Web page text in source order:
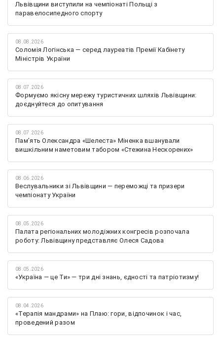
Львівщини виступили на чемпіонаті Польщі з
паравелосипедного спорту
08.08.2026
Соломія Логінська — серед лауреатів Премії Кабінету
Міністрів України
08.07.2026
Формуємо якісну мережу туристичних шляхів Львівщини:
доєднуйтеся до опитування
08.07.2026
Памʼять Олександра «Шелеста» Міненка вшанували
вишкільним наметовим табором «Стежина Нескорених»
08.06.2026
Веслувальники зі Львівщини — переможці та призери
чемпіонату України
08.05.2026
Палата регіональних молодіжних конгресів розпочала
роботу: Львівщину представляє Олеся Садова
08.05.2026
«Україна — це Ти» — три дні знань, єдності та патріотизму!
08.04.2026
«Терапія мандрами» на Плаю: гори, відпочинок і час,
проведений разом